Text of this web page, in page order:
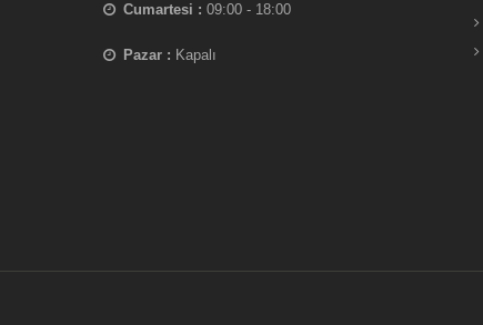
Cumartesi : 09:00 - 18:00
Pazar : Kapalı